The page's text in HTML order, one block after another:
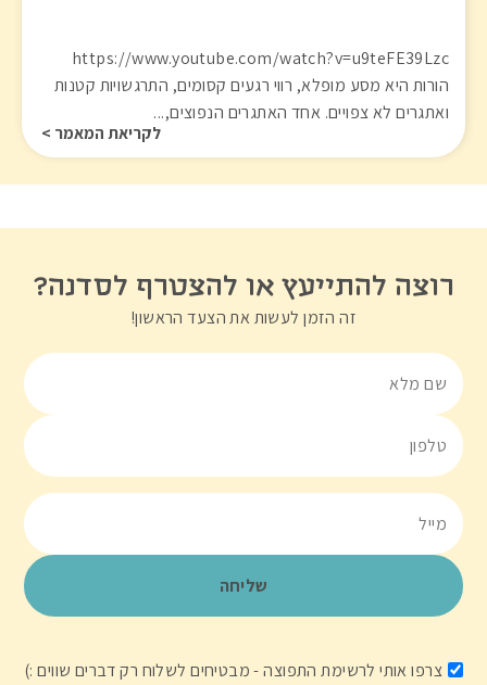
https://www.youtube.com/watch?v=u9teFE39Lzc
הורות היא מסע מופלא, רווי רגעים קסומים, התרגשויות קטנות
ואתגרים לא צפויים. אחד האתגרים הנפוצים,...
לקריאת המאמר >
רוצה להתייעץ או להצטרף לסדנה?
זה הזמן לעשות את הצעד הראשון!
צרפו אותי לרשימת התפוצה - מבטיחים לשלוח רק דברים שווים :)